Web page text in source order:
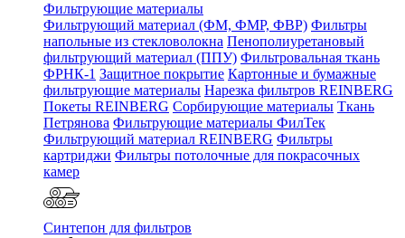
Фильтрующие материалы
Фильтрующий материал (ФМ, ФМР, ФВР) Фильтры
напольные из стекловолокна Пенополиуретановый
фильтрующий материал (ППУ) Фильтровальная ткань
ФРНК-1 Защитное покрытие Картонные и бумажные
фильтрующие материалы Нарезка фильтров REINBERG
Покеты REINBERG Сорбирующие материалы Ткань
Петрянова Фильтрующие материалы ФилТек
Фильтрующий материал REINBERG Фильтры
картриджи Фильтры потолочные для покрасочных
камер
Синтепон для фильтров